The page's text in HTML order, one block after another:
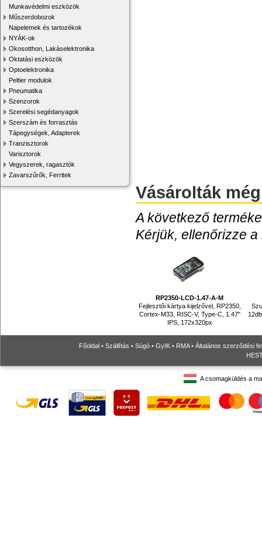
Munkavédelmi eszközök
Műszerdobozok
Napelemek és tartozékok
NYÁK-ok
Okosotthon, Lakáselektronika
Oktatási eszközök
Optoelektronika
Peltier modulok
Pneumatika
Szenzorok
Szerelési segédanyagok
Szerszám és forrasztás
Tápegységek, Adapterek
Tranzisztorok
Varisztorok
Vegyszerek, ragasztók
Zavarszűrők, Ferritek
Vásárolták még
A következő
Kérjük, ellenőrizze
RP2350-LCD-1.47-A-M
Fejlesztői kártya kijelzővel, RP2350,
Cortex-M33, RISC-V, Type-C, 1.47"
IPS, 172x320px
Főoldal • Szállítás • Súgó • GyIK • RMA• Általános szerződési
A csomagküldés a